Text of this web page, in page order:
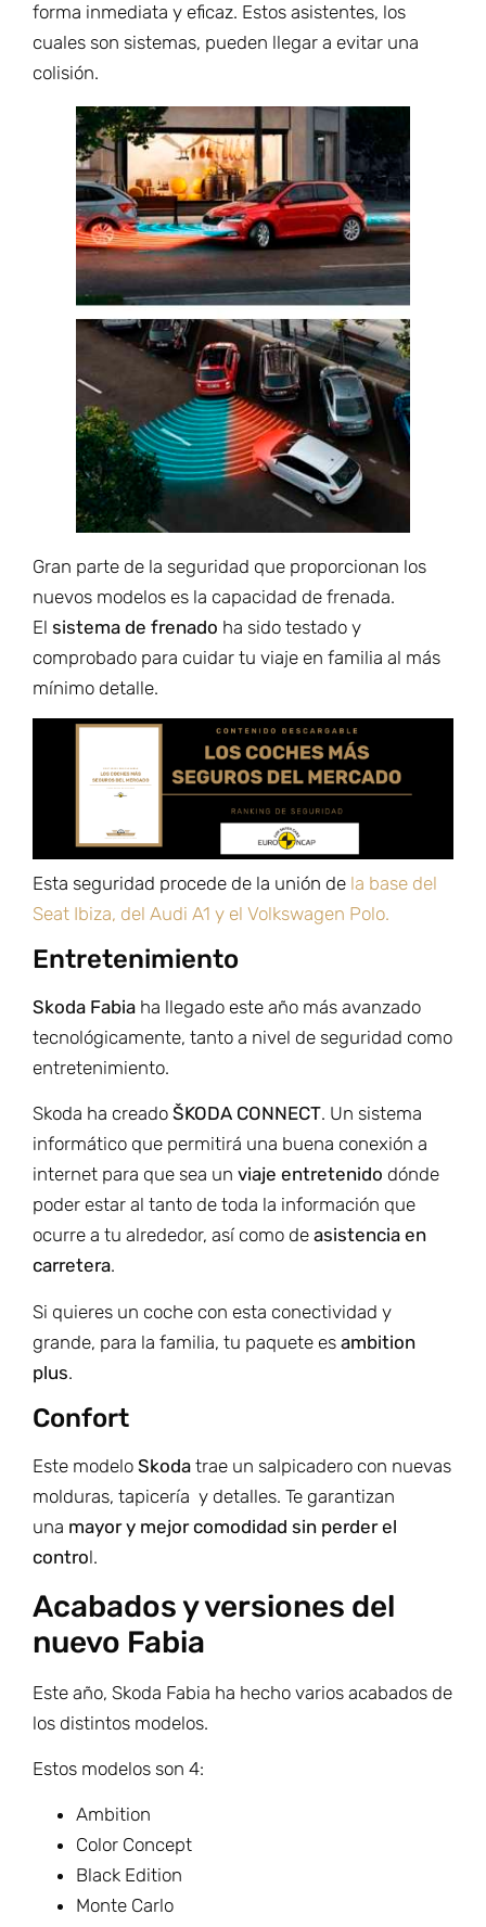
forma inmediata y eficaz. Estos asistentes, los
cuales son sistemas, pueden llegar a evitar una
colisión.
Gran parte de la seguridad que proporcionan los
nuevos modelos es la capacidad de frenada.
El sistema de frenado ha sido testado y
comprobado para cuidar tu viaje en familia al más
mínimo detalle.
Esta seguridad procede de la unión de la base del
Seat Ibiza, del Audi A1 y el Volkswagen Polo.
Entretenimiento
Skoda Fabia ha llegado este año más avanzado
tecnológicamente, tanto a nivel de seguridad como
entretenimiento.
Skoda ha creado ŠKODA CONNECT. Un sistema
informático que permitirá una buena conexión a
internet para que sea un viaje entretenido dónde
poder estar al tanto de toda la información que
ocurre a tu alrededor, así como de asistencia en
carretera.
Si quieres un coche con esta conectividad y
grande, para la familia, tu paquete es ambition
plus.
Confort
Este modelo Skoda trae un salpicadero con nuevas
molduras, tapicería y detalles. Te garantizan
una mayor y mejor comodidad sin perder el
control.
Acabados y versiones del
nuevo Fabia
Este año, Skoda Fabia ha hecho varios acabados de
los distintos modelos.
Estos modelos son 4:
Ambition
Color Concept
Black Edition
Monte Carlo